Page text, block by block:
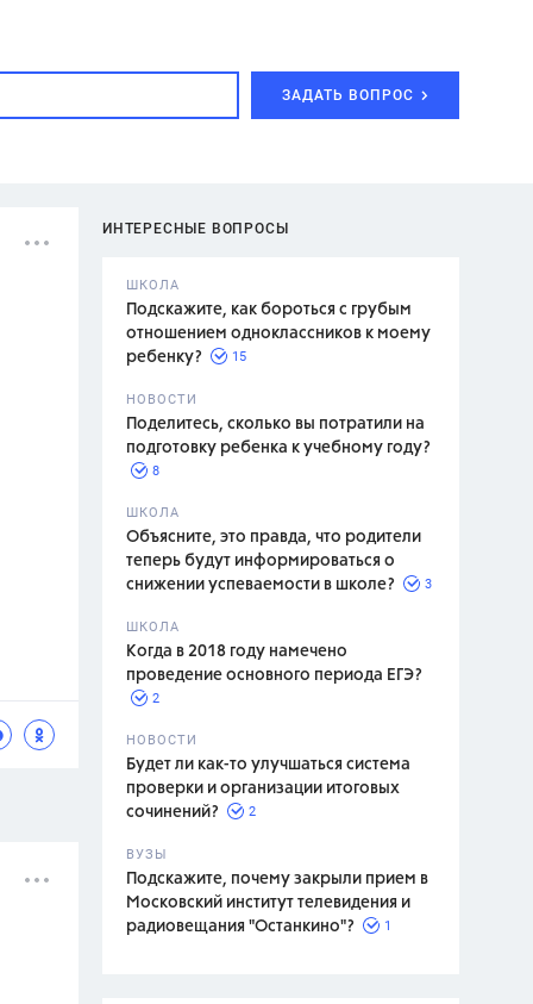
ЗАДАТЬ ВОПРОС
ИНТЕРЕСНЫЕ ВОПРОСЫ
ШКОЛА
Подскажите, как бороться с грубым
отношением одноклассников к моему
ребенку?
15
НОВОСТИ
Поделитесь, сколько вы потратили на
подготовку ребенка к учебному году?
8
ШКОЛА
Объясните, это правда, что родители
теперь будут информироваться о
снижении успеваемости в школе?
3
ШКОЛА
Когда в 2018 году намечено
проведение основного периода ЕГЭ?
2
НОВОСТИ
Будет ли как-то улучшаться система
проверки и организации итоговых
сочинений?
2
ВУЗЫ
Подскажите, почему закрыли прием в
Московский институт телевидения и
радиовещания "Останкино"?
1